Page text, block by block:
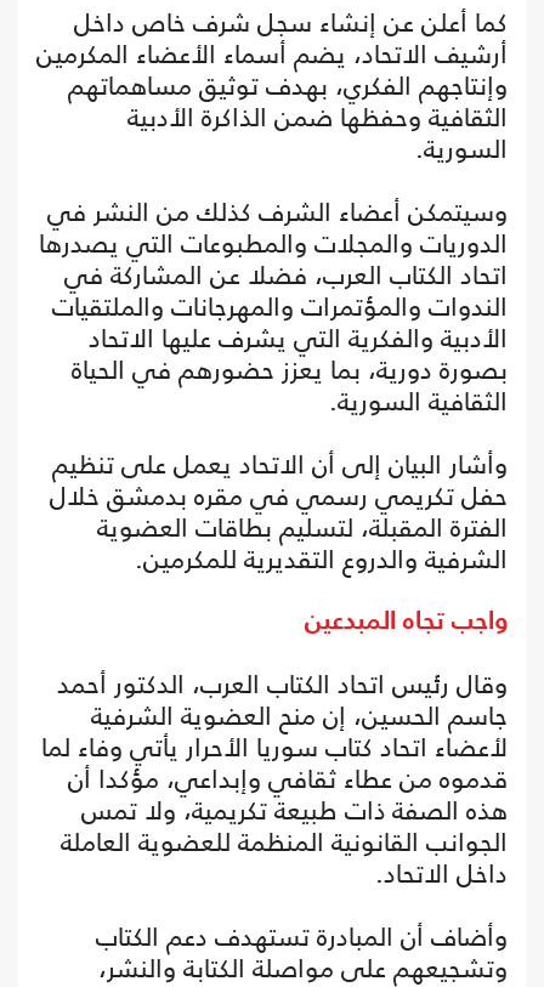
كما أعلن عن إنشاء سجل شرف خاص داخل
أرشيف الاتحاد، يضم أسماء الأعضاء المكرمين
وإنتاجهم الفكري، بهدف توثيق مساهماتهم
الثقافية وحفظها ضمن الذاكرة الأدبية
السورية.
وسيتمكن أعضاء الشرف كذلك من النشر في
الدوريات والمجلات والمطبوعات التي يصدرها
اتحاد الكتاب العرب، فضلا عن المشاركة في
الندوات والمؤتمرات والمهرجانات والملتقيات
الأدبية والفكرية التي يشرف عليها الاتحاد
بصورة دورية، بما يعزز حضورهم في الحياة
الثقافية السورية.
وأشار البيان إلى أن الاتحاد يعمل على تنظيم
حفل تكريمي رسمي في مقره بدمشق خلال
الفترة المقبلة، لتسليم بطاقات العضوية
الشرفية والدروع التقديرية للمكرمين.
واجب تجاه المبدعين
وقال رئيس اتحاد الكتاب العرب، الدكتور أحمد
جاسم الحسين، إن منح العضوية الشرفية
لأعضاء اتحاد كتاب سوريا الأحرار يأتي وفاء لما
قدموه من عطاء ثقافي وإبداعي، مؤكدا أن
هذه الصفة ذات طبيعة تكريمية، ولا تمس
الجوانب القانونية المنظمة للعضوية العاملة
داخل الاتحاد.
وأضاف أن المبادرة تستهدف دعم الكتاب
وتشجيعهم على مواصلة الكتابة والنشر،